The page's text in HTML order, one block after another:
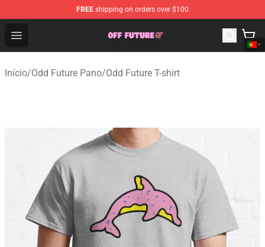
FREE shipping on orders over $100
Open menu
Odd Future Store - Official Odd Future Merchandise Shop
Início/Odd Future Pano/Odd Future T-shirt